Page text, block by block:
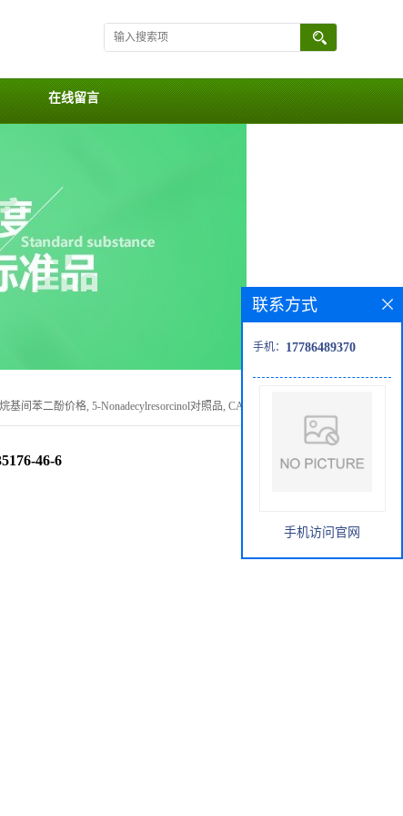
在线留言
基间苯二酚价格, 5-Nonadecylresorcinol对照品, CAS号:35176-46-6
46-6
联系方式
手机： 17786489370
手机访问官网